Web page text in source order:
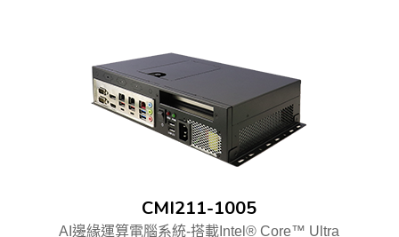
CMI211-1005
AI邊緣運算電腦系統-搭載Intel® Core™ Ultra